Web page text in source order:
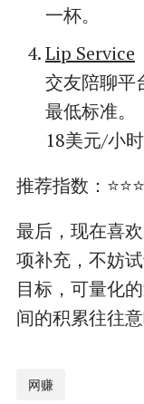
一杯。
Lip Service
交友陪聊平
最低标准。
18美元/小
推荐指数：
最后，现在喜
项补充，不妨
目标，可量化
间的积累往往
网赚